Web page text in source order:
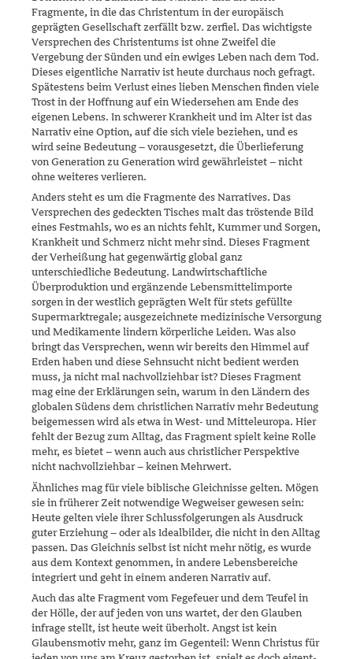
Fragmente, in die das Christentum in der europäisch
geprägten Gesellschaft zerfällt bzw. zerfiel. Das wichtigste
Versprechen des Christentums ist ohne Zweifel die
Vergebung der Sünden und ein ewiges Leben nach dem Tod.
Dieses eigentliche Narrativ ist heute durchaus noch gefragt.
Spätestens beim Verlust eines lieben Menschen finden viele
Trost in der Hoffnung auf ein Wiedersehen am Ende des
eigenen Lebens. In schwerer Krankheit und im Alter ist das
Narrativ eine Option, auf die sich viele beziehen, und es
wird seine Bedeu­tung – vorausgesetzt, die Überlieferung
von Genera­tion zu Generation wird gewährleistet – nicht
ohne weiteres verlieren.
Anders steht es um die Fragmente des Narratives. Das
Versprechen des gedeckten Tisches malt das tröstende Bild
eines Festmahls, wo es an nichts fehlt, Kummer und Sorgen,
Krankheit und Schmerz nicht mehr sind. Dieses Fragment
der Verheißung hat gegenwärtig global ganz
unterschiedliche Bedeutung. Landwirtschaftliche
Überproduktion und ergänzende Lebensmittelimporte
sorgen in der westlich geprägten Welt für stets gefüllte
Supermarktregale; ausgezeichnete medizinische Ver­sorgung
und Medikamente lindern körperliche Leiden. Was also
bringt das Versprechen, wenn wir bereits den Himmel auf
Erden haben und diese Sehnsucht nicht bedient werden
muss, ja nicht mal nachvollzieh­bar ist? Dieses Fragment
mag eine der Erklärungen sein, warum in den Ländern des
globalen Südens dem christlichen Narrativ mehr Bedeu­tung
beigemessen wird als etwa in West- und Mitteleuropa. Hier
fehlt der Bezug zum Alltag, das Fragment spielt keine Rolle
mehr, es bietet – wenn auch aus christlicher Perspektive
nicht nachvollziehbar – keinen Mehrwert.
Ähnliches mag für viele biblische Gleichnisse gelten. Mögen
sie in frü­herer Zeit notwendige Wegweiser gewesen sein:
Heute gelten viele ihrer Schlussfolgerungen als Ausdruck
guter Erziehung – oder als Idealbilder, die nicht in den Alltag
passen. Das Gleichnis selbst ist nicht mehr nötig, es wurde
aus dem Kontext genommen, in andere Lebensbereiche
inte­griert und geht in einem anderen Narrativ auf.
Auch das alte Fragment vom Fegefeuer und dem Teufel in
der Hölle, der auf jeden von uns wartet, der den Glauben
infrage stellt, ist heute weit überholt. Angst ist kein
Glaubensmotiv mehr, ganz im Gegenteil: Wenn Christus für